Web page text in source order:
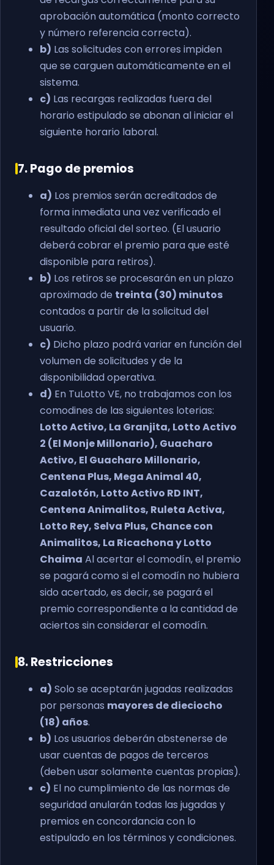
aprobación automática (monto correcto
y número referencia correcta).
b) Las solicitudes con errores impiden
que se carguen automáticamente en el
sistema.
c) Las recargas realizadas fuera del
horario estipulado se abonan al iniciar el
siguiente horario laboral.
7. Pago de premios
a) Los premios serán acreditados de
forma inmediata una vez verificado el
resultado oficial del sorteo. (El usuario
deberá cobrar el premio para que esté
disponible para retiros).
b) Los retiros se procesarán en un plazo
aproximado de treinta (30) minutos
contados a partir de la solicitud del
usuario.
c) Dicho plazo podrá variar en función del
volumen de solicitudes y de la
disponibilidad operativa.
d) En TuLotto VE, no trabajamos con los
comodines de las siguientes loterias:
Lotto Activo, La Granjita, Lotto Activo
2 (El Monje Millonario), Guacharo
Activo, El Guacharo Millonario,
Centena Plus, Mega Animal 40,
Cazalotón, Lotto Activo RD INT,
Centena Animalitos, Ruleta Activa,
Lotto Rey, Selva Plus, Chance con
Animalitos, La Ricachona y Lotto
Chaima Al acertar el comodín, el premio
se pagará como si el comodín no hubiera
sido acertado, es decir, se pagará el
premio correspondiente a la cantidad de
aciertos sin considerar el comodín.
8. Restricciones
a) Solo se aceptarán jugadas realizadas
por personas mayores de dieciocho
(18) años.
b) Los usuarios deberán abstenerse de
usar cuentas de pagos de terceros
(deben usar solamente cuentas propias).
c) El no cumplimiento de las normas de
seguridad anularán todas las jugadas y
premios en concordancia con lo
estipulado en los términos y condiciones.